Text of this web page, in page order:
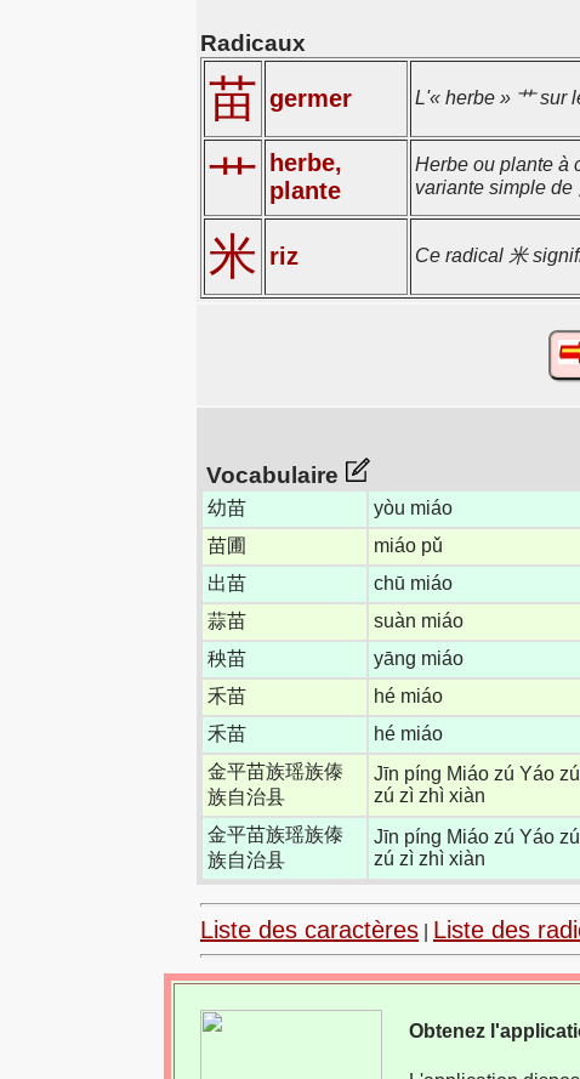
Radicaux
苗 germer L'« herbe » 艹 sur
艹
herbe,
plante
Herbe ou plante à
variante simple de
米 riz Ce radical 米
Vocabulaire
幼苗 yòu miáo
苗圃
miáo pǔ
出苗
chū miáo
蒜苗
suàn miáo
秧苗
yāng miáo
禾苗
hé miáo
禾苗
hé miáo
金平苗族瑶族傣
族自治县
Jīn píng Miáo zú Yáo
zú zì zhì xiàn
金平苗族瑶族傣
族自治县
Jīn píng Miáo zú Yáo
zú zì zhì xiàn
Liste des caractères Liste des
Obtenez